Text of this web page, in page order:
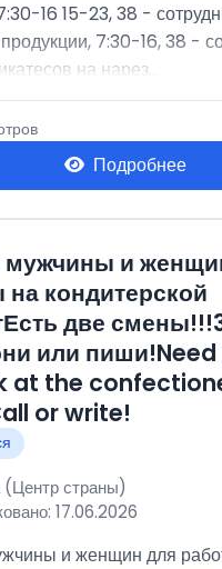
16 15-23, 38 -
7:30-16, 38 -
на нарез...
Подробнее
и
на кондитерской
две
или
at the
or write!
(Центр страны)
17.06.2026
и женщин для